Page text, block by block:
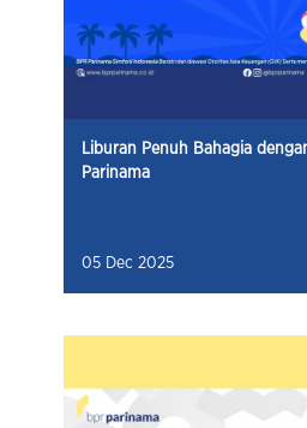
Liburan Penuh Bahagia
Parinama
05 Dec 2025